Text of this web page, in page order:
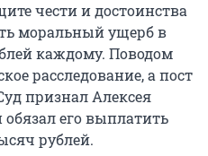
чести и достоинства
моральный ущерб в
каждому. Поводом
расследование, а пост
признал Алексея
его выплатить
рублей.